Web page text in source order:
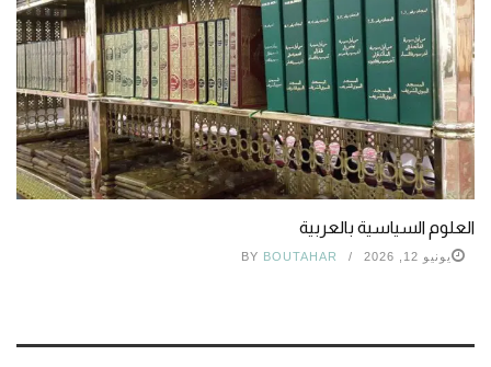
العلوم السياسية بالعربية
يونيو 12, 2026 BY BOUTAHAR